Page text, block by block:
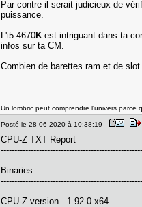
Par contre il serait judicieux de
puissance.
L'i5 4670K est intriguant dans ta
infos sur ta CM.
Combien de barettes ram et de
---------------
Un lombric peut comprendre l'univers parce
Posté le 28-06-2020 à 10:38:19
CPU-Z TXT Report
Binaries
CPU-Z version 1.92.0.x64